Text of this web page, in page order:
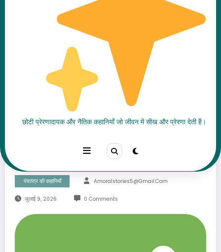
छोटी प्रेरणादायक और नैतिक कहानियाँ जो जीवन में सीख और प्रेरणा देती हैं।
पिंगलक और संजीवक की कहानी |
पंचतंत्र की प्रसिद्ध शेर और बैल की
नैतिक कहानी
पंचतंत्र की कहानियाँ Amoralstories5@gmail.com
जुलाई 9, 2026 0 Comments